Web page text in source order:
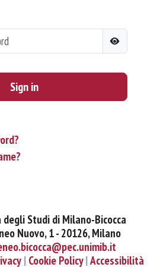
Sign in
Studi di Milano-Bicocca
Nuovo, 1 - 20126, Milano
Cookie Policy Accessibilità